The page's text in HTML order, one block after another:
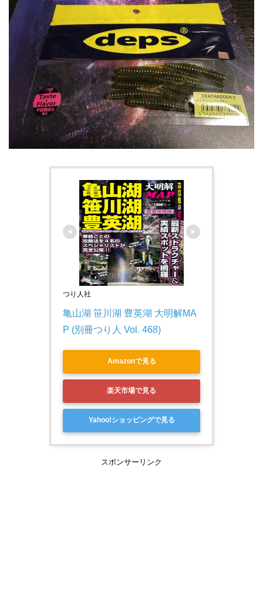
つり人社
亀山湖 笹川湖 豊英湖 大明解MA
P (別冊つり人 Vol. 468)
Amazonで見る
楽天市場で見る
Yahoo!ショッピングで見る
スポンサーリンク